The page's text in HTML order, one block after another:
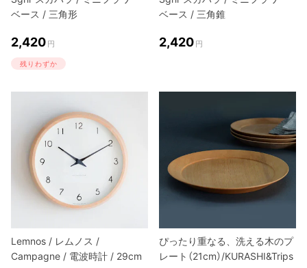
ベース / 三角形
2,420 円
残りわずか
ベース / 三角錐
2,420 円
Lemnos / レムノス /
Campagne / 電波時計 / 29cm
ぴったり重なる、洗える木のプ
レート（21cm）/KURASHI&Trips